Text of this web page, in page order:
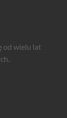
od wielu lat